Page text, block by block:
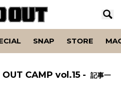
SNAP STORE
CAMP vol.15 - 記事一